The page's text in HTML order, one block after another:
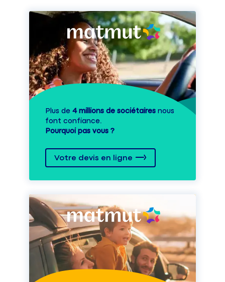
Plus de 4 millions de sociétaires nous
font confiance.
Pourquoi pas vous ?
Votre devis en ligne